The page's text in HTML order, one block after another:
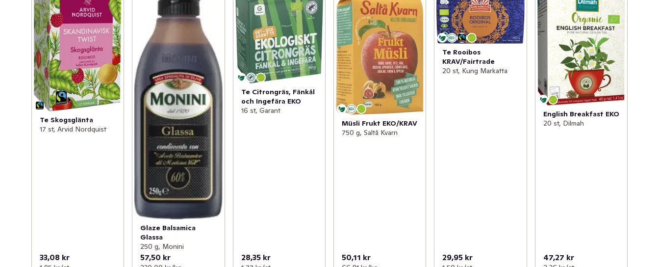
Te Skogsglänta
17 st, Arvid Nordquist
33,08 kr
Glaze Balsamica
Glassa
250 g, Monini
57,50 kr
Te Citrongräs, Fänkål
och Ingefära EKO
16 st, Garant
28,35 kr
Müsli Frukt EKO/KRAV
750 g, Saltå Kvarn
50,11 kr
Te Rooibos
KRAV/Fairtrade
20 st, Kung Markatta
29,95 kr
English Breakfast EKO
20 st, Dilmah
47,27 kr